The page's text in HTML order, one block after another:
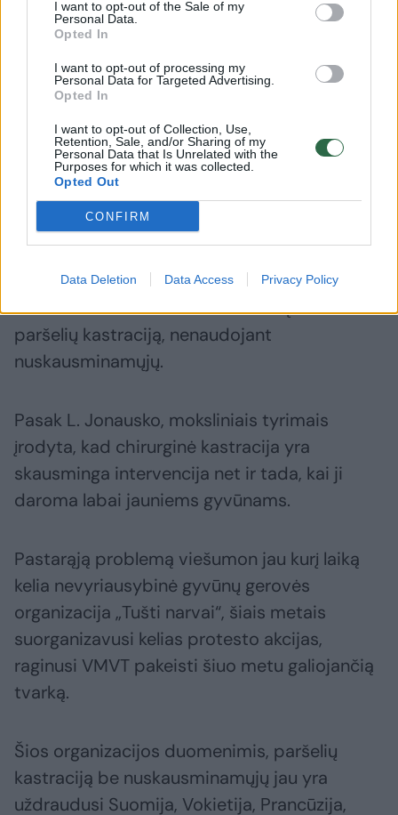
I want to opt-out of the Sale of my
Personal Data.
Opted In
I want to opt-out of processing my
Personal Data for Targeted Advertising.
Opted In
I want to opt-out of Collection, Use,
Retention, Sale, and/or Sharing of my
Personal Data that Is Unrelated with the
Purposes for which it was collected.
Opted Out
CONFIRM
Data Deletion Data Access Privacy Policy
draudžia, o kaip sukontroliuoti? Jis kabės ore
neapibrėžtas. Reikėtų svarstyti tada
uždrausti ir kiaulienos importą, kuri
atvažiuoja į Lietuvą iš šalių, kurios naudoja
nesprendžia nei Seimo narys, nei kol kas
niekas“, – akcentavo jis.
ELTA primena, kad Seimo Aplinkos apsaugos
Jonauskas registravo įstatymo pataisas,
kuriomis siūlo uždrausti iki 7 dienų amžiaus
paršelių kastraciją, nenaudojant
nuskausminamųjų.
Pasak L. Jonausko, moksliniais tyrimais
įrodyta, kad chirurginė kastracija yra
skausminga intervencija net ir tada, kai ji
daroma labai jauniems gyvūnams.
Pastarąją problemą viešumon jau kurį laiką
kelia nevyriausybinė gyvūnų gerovės
organizacija „Tušti narvai“, šiais metais
suorganizavusi kelias protesto akcijas,
raginusi VMVT pakeisti šiuo metu galiojančią
tvarką.
Šios organizacijos duomenimis, paršelių
kastraciją be nuskausminamųjų jau yra
uždraudusi Suomija, Vokietija, Prancūzija,